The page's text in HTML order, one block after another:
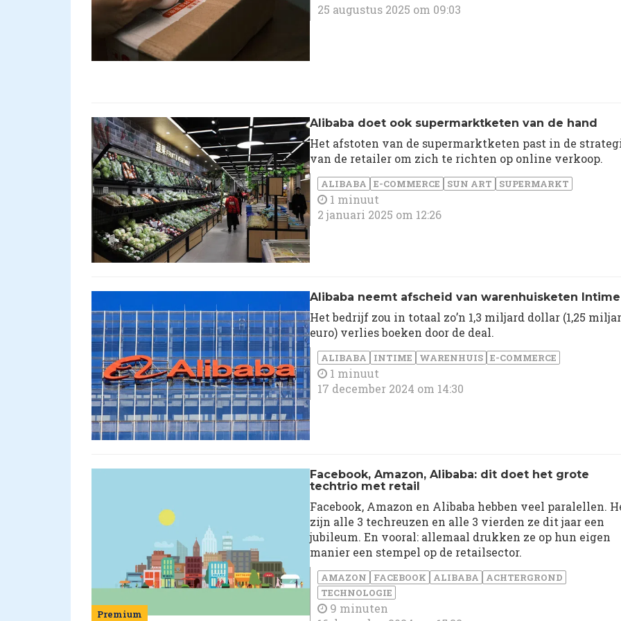
25 augustus 2025 om 09:03
Alibaba doet ook supermarktketen van de hand
Het afstoten van de supermarktketen past in de
van de retailer om zich te richten op online verkoop.
ALIBABA E-COMMERCE SUN ART SUPERMARKT
1 minuut
2 januari 2025 om 12:26
Alibaba neemt afscheid van warenhuisketen Intime
Het bedrijf zou in totaal zo’n 1,3 miljard dollar (1,25
euro) verlies boeken door de deal.
ALIBABA INTIME WARENHUIS E-COMMERCE
1 minuut
17 december 2024 om 14:30
Premium
Facebook, Amazon, Alibaba: dit doet het grote
techtrio met retail
Facebook, Amazon en Alibaba hebben veel paralellen.
zijn alle 3 techreuzen en alle 3 vierden ze dit jaar een
jubileum. En vooral: allemaal drukken ze op hun eigen
manier een stempel op de retailsector.
AMAZON FACEBOOK ALIBABA
ACHTERGROND
TECHNOLOGIE
9 minuten